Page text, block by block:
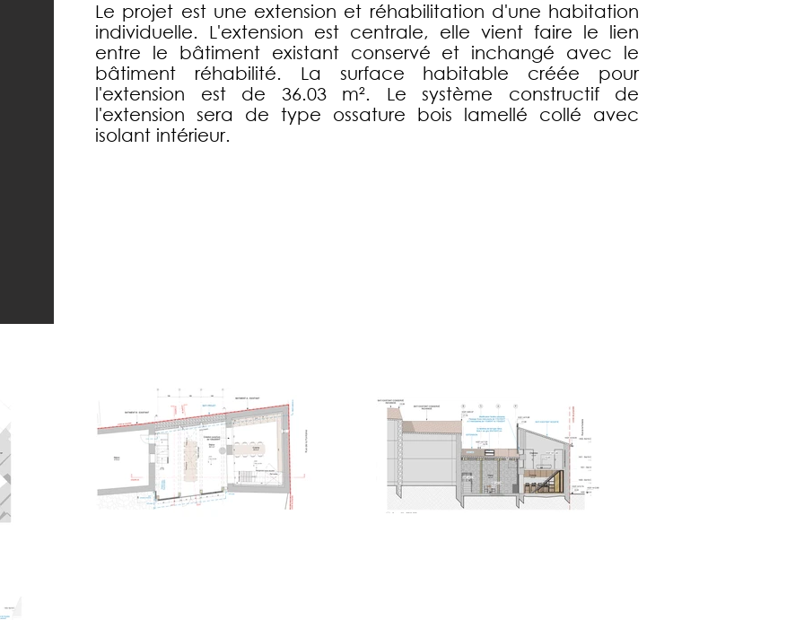
Le projet est une extension et réhabilitation d'une habitation
individuelle. L'extension est centrale, elle vient faire le lien
entre le bâtiment existant conservé et inchangé avec le
bâtiment réhabilité. La surface habitable créée pour
l'extension est de 36.03 m². Le système constructif de
l'extension sera de type ossature bois lamellé collé avec
isolant intérieur.